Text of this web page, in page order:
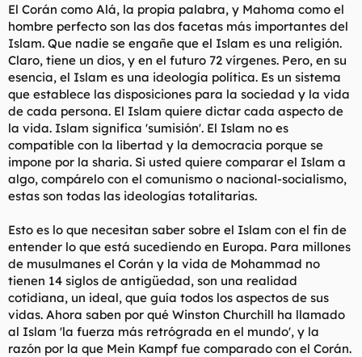
El Corán como Alá, la propia palabra, y Mahoma como el
hombre perfecto son las dos facetas más importantes del
Islam. Que nadie se engañe que el Islam es una religión.
Claro, tiene un dios, y en el futuro 72 vírgenes. Pero, en su
esencia, el Islam es una ideología política. Es un sistema
que establece las disposiciones para la sociedad y la vida
de cada persona. El Islam quiere dictar cada aspecto de
la vida. Islam significa 'sumisión'. El Islam no es
compatible con la libertad y la democracia porque se
impone por la sharia. Si usted quiere comparar el Islam a
algo, compárelo con el comunismo o nacional-socialismo,
estas son todas las ideologías totalitarias.
Esto es lo que necesitan saber sobre el Islam con el fin de
entender lo que está sucediendo en Europa. Para millones
de musulmanes el Corán y la vida de Mohammad no
tienen 14 siglos de antigüedad, son una realidad
cotidiana, un ideal, que guía todos los aspectos de sus
vidas. Ahora saben por qué Winston Churchill ha llamado
al Islam 'la fuerza más retrógrada en el mundo', y la
razón por la que Mein Kampf fue comparado con el Corán.